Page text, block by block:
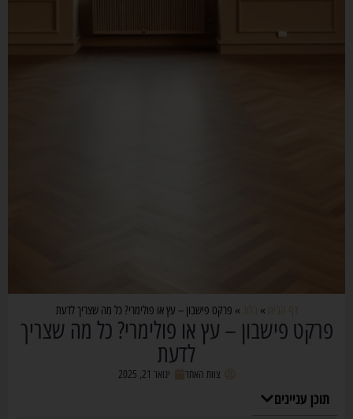
»
» פרקט פישבון – עץ או פולימרי? כל מה שצריך לדעת
פרקט פישבון – עץ או פולימרי? כל מה שצריך
לדעת
צוות האתר ינואר 21, 2025
תוכן עניינים